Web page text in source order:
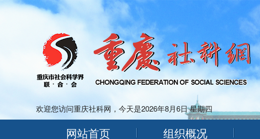
欢迎您访问重庆社科网，今天是2026年8月6日 星期四
网站首页 组织概况